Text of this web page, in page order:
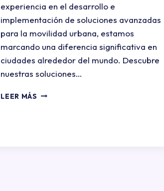
experiencia en el desarrollo e
implementación de soluciones avanzadas
para la movilidad urbana, estamos
marcando una diferencia significativa en
ciudades alrededor del mundo. Descubre
nuestras soluciones…
LEER MÁS